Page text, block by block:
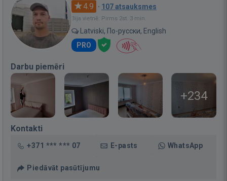
4.9 · 107 atsauksmes
Bija vietnē: Pirms 2st. 3 min.
Latviski, По-русски, English
PRO
Darbu piemēri
+234
Kontakti
+371 *** *** 07 E-pasts WhatsApp
Piedāvāt pasūtījumu